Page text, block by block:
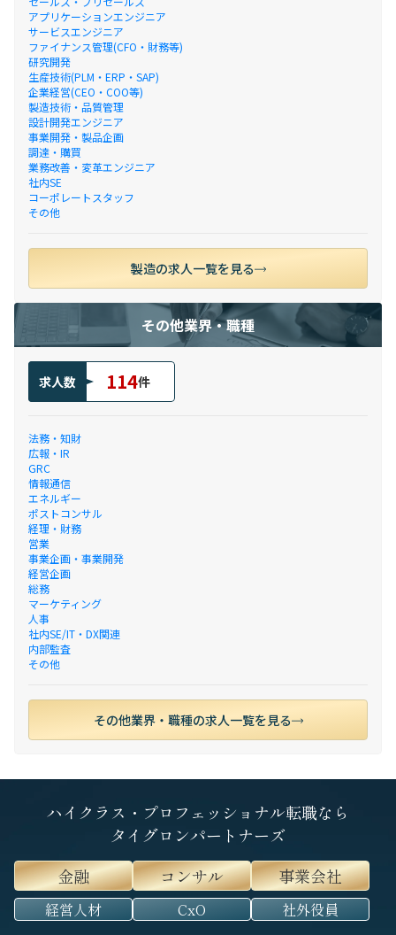
アプリケーションエンジニア
サービスエンジニア
ファイナンス管理(CFO・財務等)
研究開発
生産技術(PLM・ERP・SAP)
企業経営(CEO・COO等)
製造技術・品質管理
設計開発エンジニア
事業開発・製品企画
調達・購買
業務改善・変革エンジニア
社内SE
コーポレートスタッフ
その他
製造の求人一覧を見る
その他業界・職種
求人数 114件
法務・知財
広報・IR
GRC
情報通信
エネルギー
ポストコンサル
経理・財務
営業
事業企画・事業開発
経営企画
総務
マーケティング
人事
社内SE/IT・DX関連
内部監査
その他
その他業界・職種の求人一覧を見る
ハイクラス・プロフェッショナル転職なら
タイグロンパートナーズ
金融
コンサル 事業会社
経営人材 CxO 社外役員